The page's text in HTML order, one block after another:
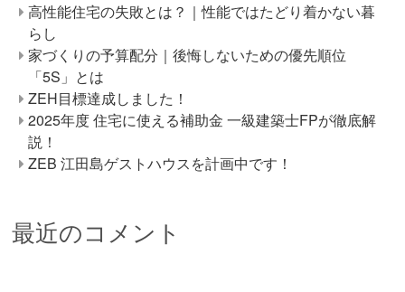
高性能住宅の失敗とは？｜性能ではたどり着かない暮
らし
家づくりの予算配分｜後悔しないための優先順位
「5S」とは
ZEH目標達成しました！
2025年度 住宅に使える補助金 一級建築士FPが徹底解
説！
ZEB 江田島ゲストハウスを計画中です！
最近のコメント